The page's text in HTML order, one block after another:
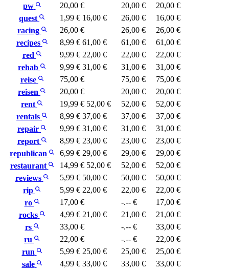
pw
20,00 € 20,00 €
20,00 €
quest
1,99 € 16,00 € 26,00 €
16,00 €
racing
26,00 € 26,00 €
26,00 €
recipes
8,99 € 61,00 € 61,00 €
61,00 €
red
9,99 € 22,00 € 22,00 €
22,00 €
rehab
9,99 € 31,00 € 31,00 €
31,00 €
reise
75,00 € 75,00 €
75,00 €
reisen
20,00 € 20,00 €
20,00 €
rent
19,99 € 52,00 € 52,00 €
52,00 €
rentals
8,99 € 37,00 € 37,00 €
37,00 €
repair
9,99 € 31,00 € 31,00 €
31,00 €
report
8,99 € 23,00 € 23,00 €
23,00 €
republican
6,99 € 29,00 € 29,00 €
29,00 €
restaurant
14,99 € 52,00 € 52,00 €
52,00 €
reviews
5,99 € 50,00 € 50,00 €
50,00 €
rip
5,99 € 22,00 € 22,00 €
22,00 €
ro
17,00 € -.-- €
17,00 €
rocks
4,99 € 21,00 € 21,00 €
21,00 €
rs
33,00 € -.-- €
33,00 €
ru
22,00 € -.-- €
22,00 €
run
5,99 € 25,00 € 25,00 €
25,00 €
sale
4,99 € 33,00 € 33,00 € 33,00 €